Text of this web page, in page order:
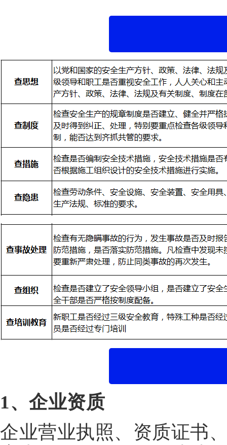
1、企业资质
企业营业执照、资质证书